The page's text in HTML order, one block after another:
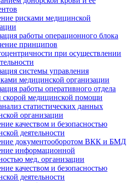
рисками медицинской
работы операционного блока
принципов
при осуществлении
системы управления
медицинской организации
работы оперативного отдела
скорой медицинской помощи
статистических данных
организации
качеством и безопасностью
деятельности
документооборотом ВКК и БМД
информационной
мед. организации
качеством и безопасностью
деятельности